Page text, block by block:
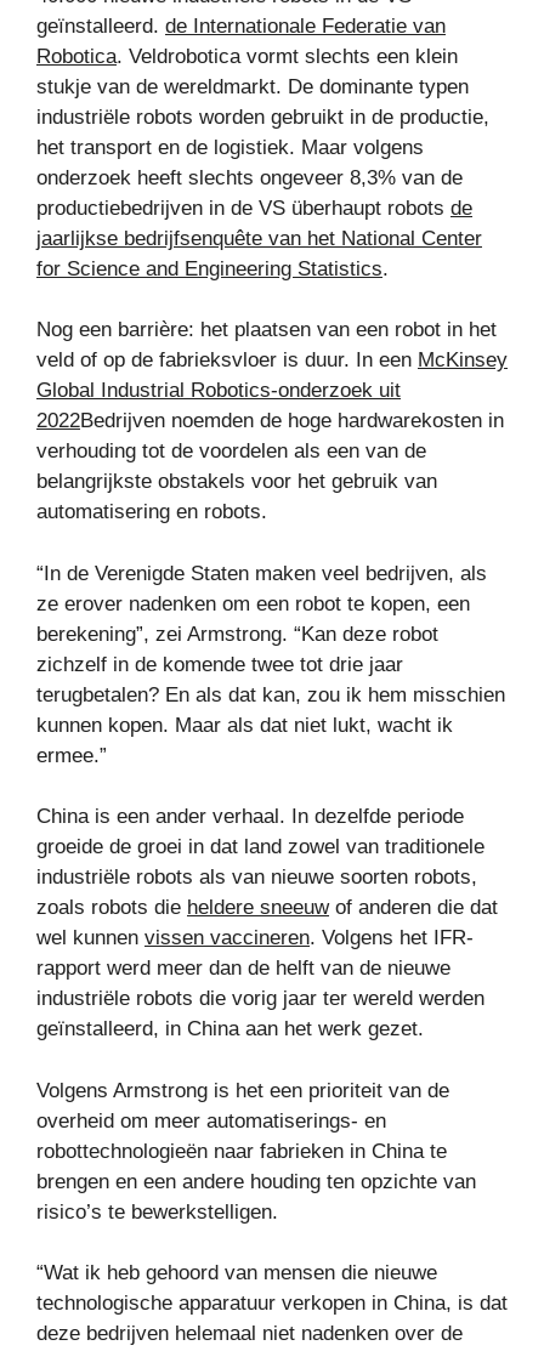
geïnstalleerd. de Internationale Federatie van
Robotica. Veldrobotica vormt slechts een klein
stukje van de wereldmarkt. De dominante typen
industriële robots worden gebruikt in de productie,
het transport en de logistiek. Maar volgens
onderzoek heeft slechts ongeveer 8,3% van de
productiebedrijven in de VS überhaupt robots de
jaarlijkse bedrijfsenquête van het National Center
for Science and Engineering Statistics.
Nog een barrière: het plaatsen van een robot in het
veld of op de fabrieksvloer is duur. In een McKinsey
Global Industrial Robotics-onderzoek uit
2022Bedrijven noemden de hoge hardwarekosten in
verhouding tot de voordelen als een van de
belangrijkste obstakels voor het gebruik van
automatisering en robots.
“In de Verenigde Staten maken veel bedrijven, als
ze erover nadenken om een ​​robot te kopen, een
berekening”, zei Armstrong. “Kan deze robot
zichzelf in de komende twee tot drie jaar
terugbetalen? En als dat kan, zou ik hem misschien
kunnen kopen. Maar als dat niet lukt, wacht ik
ermee.”
China is een ander verhaal. In dezelfde periode
groeide de groei in dat land zowel van traditionele
industriële robots als van nieuwe soorten robots,
zoals robots die heldere sneeuwof anderen die dat
wel kunnen vissen vaccineren. Volgens het IFR-
rapport werd meer dan de helft van de nieuwe
industriële robots die vorig jaar ter wereld werden
geïnstalleerd, in China aan het werk gezet.
Volgens Armstrong is het een prioriteit van de
overheid om meer automatiserings- en
robottechnologieën naar fabrieken in China te
brengen en een andere houding ten opzichte van
risico’s te bewerkstelligen.
“Wat ik heb gehoord van mensen die nieuwe
technologische apparatuur verkopen in China, is dat
deze bedrijven helemaal niet nadenken over de